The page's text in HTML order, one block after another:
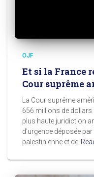
OJF
Et si la France
Cour suprême
La Cour suprême
656 millions de
plus haute juridiction
d’urgence déposée
palestinienne et de